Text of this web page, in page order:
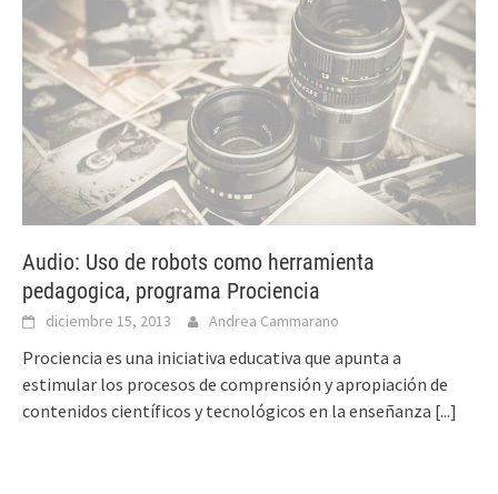
Audio: Uso de robots como herramienta
pedagogica, programa Prociencia
diciembre 15, 2013 Andrea Cammarano
Prociencia es una iniciativa educativa que apunta a
estimular los procesos de comprensión y apropiación de
contenidos científicos y tecnológicos en la enseñanza [...]